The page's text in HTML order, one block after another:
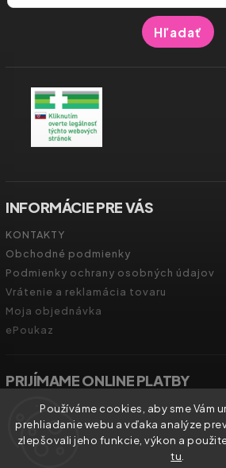
Používáme cookies, aby sme Vám
prehliadanie webu a vďaka analýze
zlepšovali jeho funkcie, výkon a
tu
Hľadať
INFORMÁCIE PRE VÁS
KONTAKTY
Obchodné podmienky
Podmienky ochrany osobných údajov
Vrátenie a reklamácia tovaru
Moja objednávka
ePoukaz
PRIJÍMAME ONLINE PLATBY